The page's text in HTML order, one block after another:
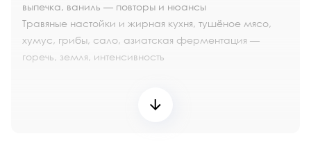
выпечка, ваниль — повторы и нюансы
Травяные настойки и жирная кухня, тушёное мясо,
хумус, грибы, сало, азиатская ферментация —
горечь, земля, интенсивность